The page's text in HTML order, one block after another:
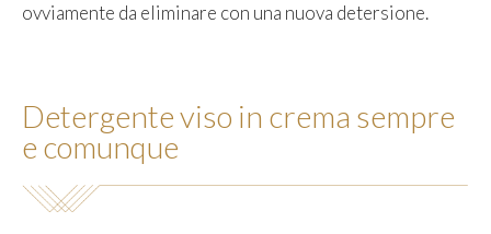
ovviamente da eliminare con una nuova detersione.
Detergente viso in crema sempre
e comunque